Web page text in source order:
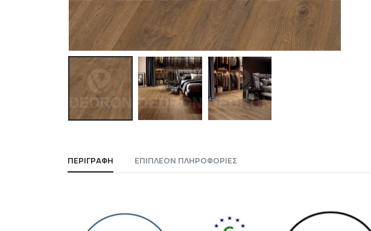
ΠΕΡΙΓΡΑΦΉ ΕΠΙΠΛΈΟΝ ΠΛΗΡΟΦΟΡΊΕΣ